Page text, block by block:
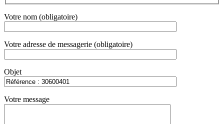
Votre nom (obligatoire)
Votre adresse de messagerie (obligatoire)
Objet
Votre message